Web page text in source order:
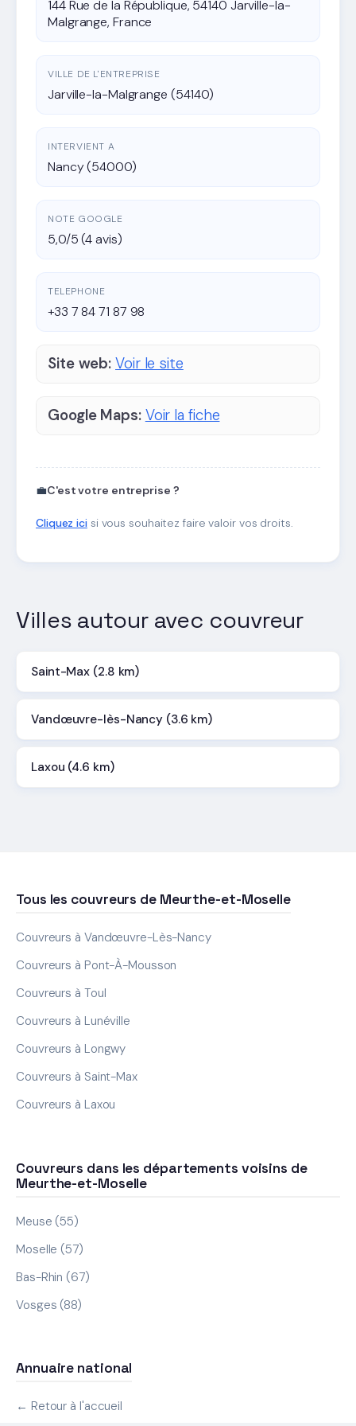
144 Rue de la République, 54140 Jarville-la-
Malgrange, France
VILLE DE L'ENTREPRISE
Jarville-la-Malgrange (54140)
INTERVIENT A
Nancy (54000)
NOTE GOOGLE
5,0/5 (4 avis)
TELEPHONE
+33 7 84 71 87 98
Site web: Voir le site
Google Maps: Voir la fiche
💼C'est votre entreprise ?
Cliquez icisi vous souhaitez faire valoir vos droits.
Villes autour avec couvreur
Saint-Max (2.8 km)
Vandœuvre-lès-Nancy (3.6 km)
Laxou (4.6 km)
Tous les couvreurs de Meurthe-et-Moselle
Couvreurs à Vandœuvre-Lès-Nancy
Couvreurs à Pont-À-Mousson
Couvreurs à Toul
Couvreurs à Lunéville
Couvreurs à Longwy
Couvreurs à Saint-Max
Couvreurs à Laxou
Couvreurs dans les départements voisins de
Meurthe-et-Moselle
Meuse (55)
Moselle (57)
Bas-Rhin (67)
Vosges (88)
Annuaire national
← Retour à l'accueil